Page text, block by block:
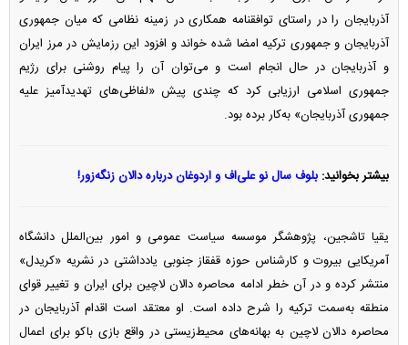
آذربایجان را در راستای توافقنامه همکاری در زمینه نظامی که میان جمهوری
آذربایجان و جمهوری ترکیه امضا شده خواند و افزود این رزمایش در مرز ایران
و آذربایجان در حال انجام است و می‌توان آن را پیام روشنی برای رژیم
جمهوری اسلامی ارزیابی کرد که چندی پیش «لفاظی‌های تهدیدآمیز علیه
جمهوری آذربایجان» به‌کار برده بود.
بیشتر بخوانید: بلوف سال نو علی‌اف و اردوغان درباره دالان زنگه‌زور!
یقیا تاشجین، پژوهشگر موسسه سیاست عمومی و امور بین‌الملل دانشگاه
آمریکایی بیروت و کارشناس حوزه قفقاز جنوبی یادداشتی در نشریه «کریدل»
منتشر کرده و در آن خطر ادامه محاصره دالان لاچین برای ایران و تغییر قوای
منطقه به‌سمت ترکیه را شرح داده است. او معتقد است اقدام آذربایجان در
محاصره دالان لاچین به بهانه‌های محیط‌زیستی در واقع بازی باکو برای اعمال